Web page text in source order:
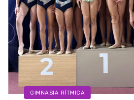
GIMNASIA RÍTMICA